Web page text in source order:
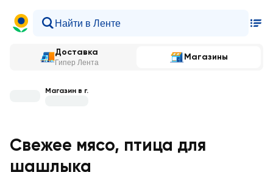
Доставка
Гипер Лента
Магазины
Магазин в г.
Свежее мясо, птица для
шашлыка